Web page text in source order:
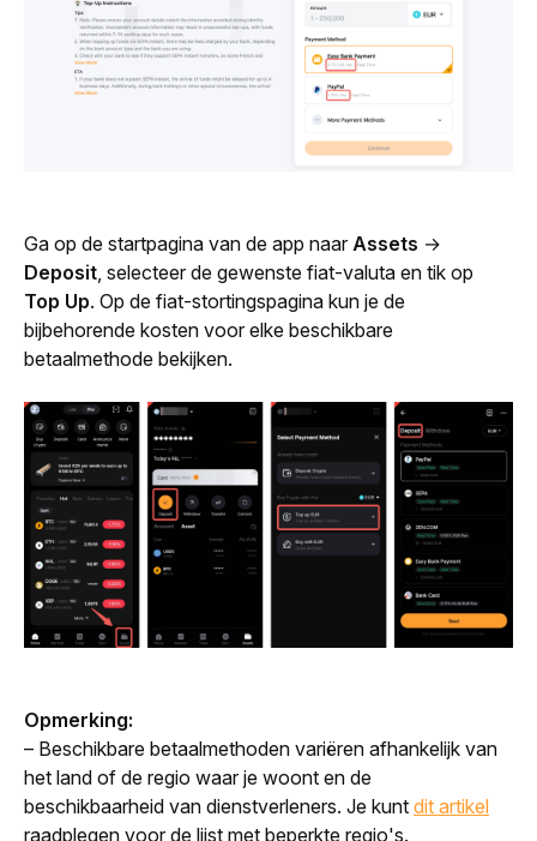
Ga op de startpagina van de app naar Assets
Deposit
Top Up. Op de fiat-stortingspagina kun je de
bijbehorende kosten voor elke beschikbare
betaalmethode bekijken.
Opmerking:
– Beschikbare betaalmethoden variëren afhankelijk van
het land of de regio waar je woont en de
beschikbaarheid van dienstverleners. Je kunt dit artikel
raadplegen voor de lijst met beperkte regio's.